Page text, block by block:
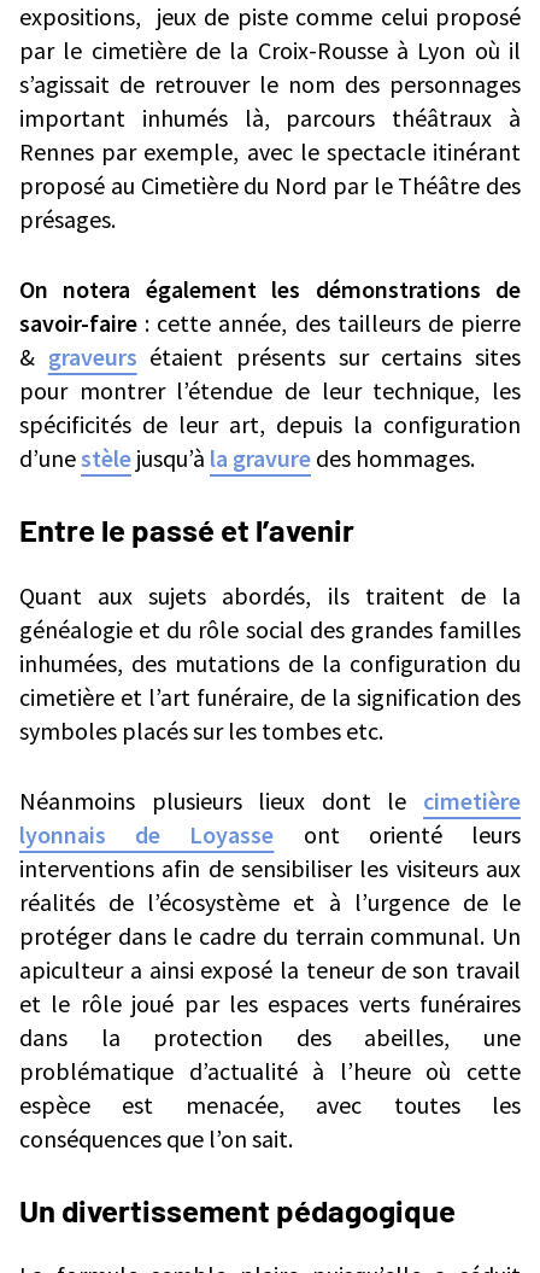
expositions, jeux de piste comme celui proposé
par le cimetière de la Croix-Rousse à Lyon où il
s’agissait de retrouver le nom des personnages
important inhumés là, parcours théâtraux à
Rennes par exemple, avec le spectacle itinérant
proposé au Cimetière du Nord par le Théâtre des
présages.
On notera également les démonstrations de
savoir-faire : cette année, des tailleurs de pierre
& graveurs étaient présents sur certains sites
pour montrer l’étendue de leur technique, les
spécificités de leur art, depuis la configuration
d’unestèle jusqu’à la gravure des hommages.
Entre le passé et l’avenir
Quant aux sujets abordés, ils traitent de la
généalogie et du rôle social des grandes familles
inhumées, des mutations de la configuration du
cimetière et l’art funéraire, de la signification des
symboles placés sur les tombes etc.
Néanmoins plusieurs lieux dont le cimetière
lyonnais de Loyasse ont orienté leurs
interventions afin de sensibiliser les visiteurs aux
réalités de l’écosystème et à l’urgence de le
protéger dans le cadre du terrain communal. Un
apiculteur a ainsi exposé la teneur de son travail
et le rôle joué par les espaces verts funéraires
dans la protection des abeilles, une
problématique d’actualité à l’heure où cette
espèce est menacée, avec toutes les
conséquences que l’on sait.
Un divertissement pédagogique